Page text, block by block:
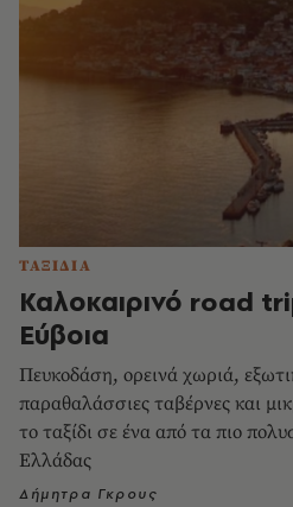
ΤΑΞΙΔΙΑ
Καλοκαιρινό road
Εύβοια
Πευκοδάση, ορεινά χωριά,
παραθαλάσσιες ταβέρνες και
το ταξίδι σε ένα από τα πιο
Ελλάδας
Δήμητρα Γκρους